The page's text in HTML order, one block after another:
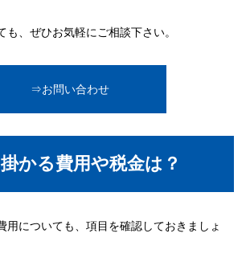
も、ぜひお気軽にご相談下さい。
⇒お問い合わせ
かる費用や税金は？
用についても、項目を確認しておきましょ